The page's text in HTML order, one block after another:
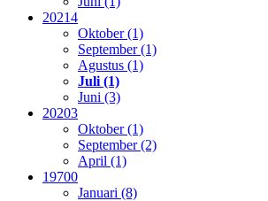
20214
Oktober (1)
September (1)
Agustus (1)
Juli (1)
Juni (3)
20203
Oktober (1)
September (2)
April (1)
19700
Januari (8)